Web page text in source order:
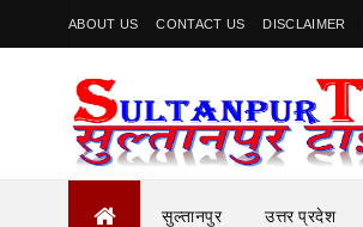
ABOUT US CONTACT US DISCLAIMER
सुल्तानपुर उत्तर प्रदेश